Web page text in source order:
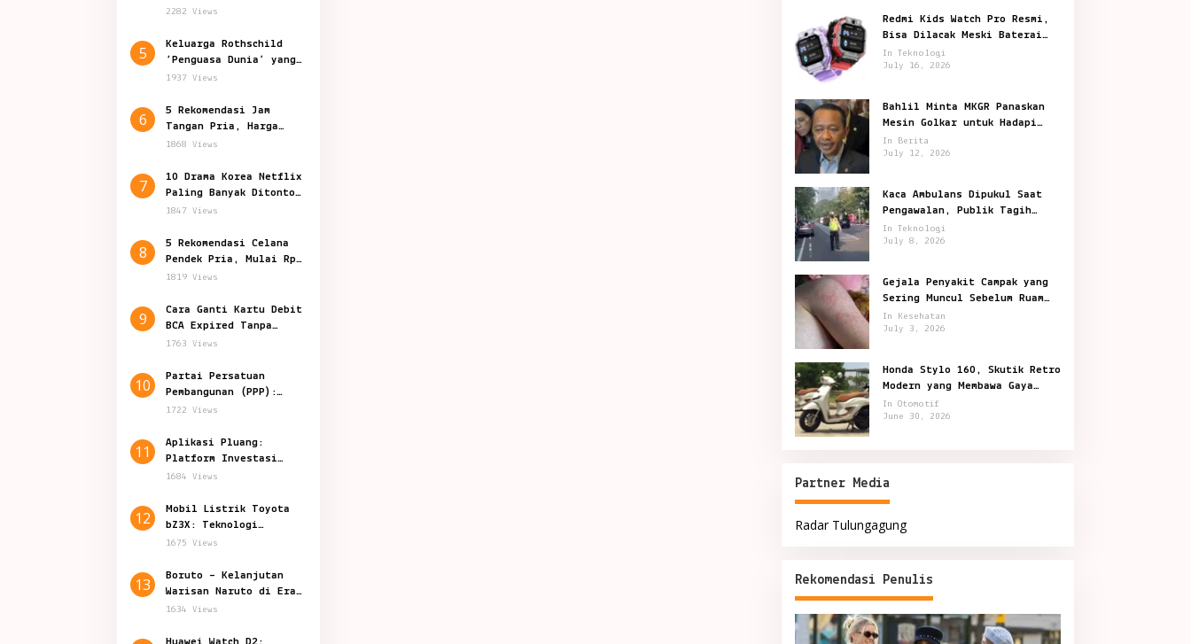
Per Kapita
2282 Views
5
Keluarga Rothschild
‘Penguasa Dunia’ yang
Penuh Teori Konspirasi
1937 Views
6
5 Rekomendasi Jam
Tangan Pria, Harga
Mulai Rp 129.000
1868 Views
7
10 Drama Korea Netflix
Paling Banyak Ditonton
Sepanjang 2024
1847 Views
8
5 Rekomendasi Celana
Pendek Pria, Mulai Rp
50.000-an
1819 Views
9
Cara Ganti Kartu Debit
BCA Expired Tanpa
Harus Datang ke Bank
1763 Views
10
Partai Persatuan
Pembangunan (PPP):
Politik Indonesia
1722 Views
11
Aplikasi Pluang:
Platform Investasi
Inovatif di Indonesia
1684 Views
12
Mobil Listrik Toyota
bZ3X: Teknologi
Canggih Harga 200
1675 Views
13
Boruto – Kelanjutan
Warisan Naruto di Era
Shinobi Modern
1634 Views
Redmi Kids Watch Pro Resmi,
Bisa Dilacak Meski Baterai
Sudah Habis
In Teknologi
July 16, 2026
Bahlil Minta MKGR Panaskan
Mesin Golkar untuk Hadapi
Pemilu 2029
In Berita
July 12, 2026
Kaca Ambulans Dipukul Saat
Pengawalan, Publik Tagih
Jawaban Polisi
In Teknologi
July 8, 2026
Gejala Penyakit Campak yang
Sering Muncul Sebelum Ruam
Terlihat
In Kesehatan
July 3, 2026
Honda Stylo 160, Skutik Retro
Modern yang Membawa Gaya
Kota Lebih Berkelas
In Otomotif
June 30, 2026
Partner Media
Radar Tulungagung
Rekomendasi Penulis